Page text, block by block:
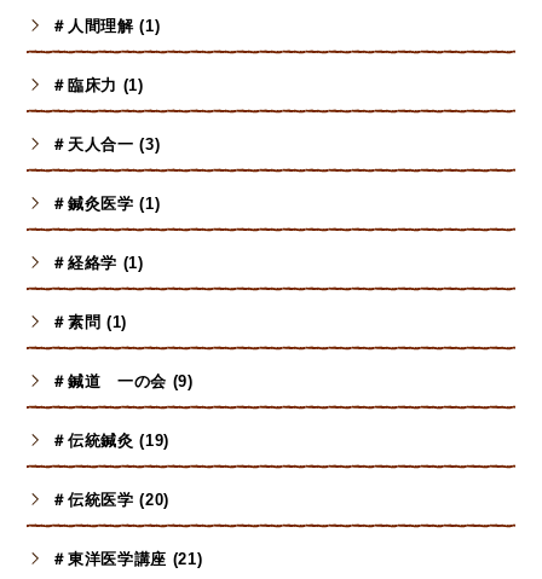
＃人間理解 (1)
＃臨床力 (1)
＃天人合一 (3)
＃鍼灸医学 (1)
＃経絡学 (1)
＃素問 (1)
＃鍼道 一の会 (9)
＃伝統鍼灸 (19)
＃伝統医学 (20)
＃東洋医学講座 (21)